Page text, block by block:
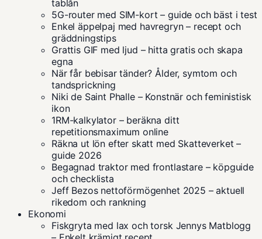
tablån
5G-router med SIM-kort – guide och bäst i test
Enkel äppelpaj med havregryn – recept och
gräddningstips
Grattis GIF med ljud – hitta gratis och skapa
egna
När får bebisar tänder? Ålder, symtom och
tandsprickning
Niki de Saint Phalle – Konstnär och feministisk
ikon
1RM-kalkylator – beräkna ditt
repetitionsmaximum online
Räkna ut lön efter skatt med Skatteverket –
guide 2026
Begagnad traktor med frontlastare – köpguide
och checklista
Jeff Bezos nettoförmögenhet 2025 – aktuell
rikedom och rankning
Ekonomi
Fiskgryta med lax och torsk Jennys Matblogg